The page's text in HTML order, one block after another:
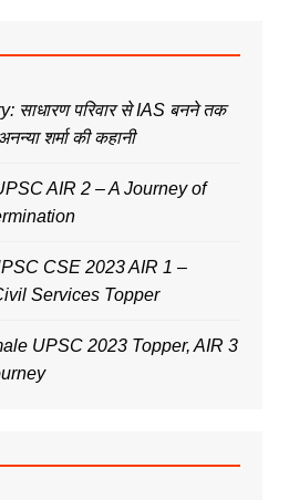
साधारण परिवार से IAS बनने तक
शर्मा की कहानी
AIR 2 – A Journey of
CSE 2023 AIR 1 –
Services Topper
UPSC 2023 Topper, AIR 3